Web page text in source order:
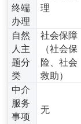
终端
办理
理
自然
人主
题分
类
社会保障
（社会保
险、社会
救助）
中介
服务
事项
无